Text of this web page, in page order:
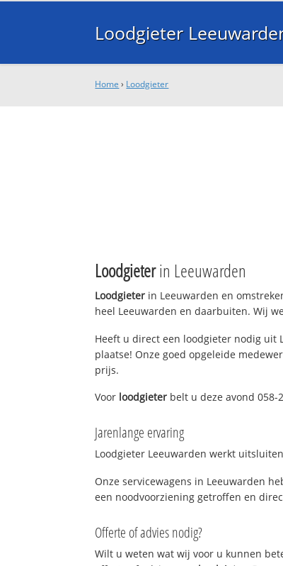
Loodgieter
Home › Loodgieter
Loodgieterin Leeuwarden
Loodgieter in Leeuwarden en
heel Leeuwarden en daarbuiten. Wij
Heeft u direct een loodgieter nodig uit
plaatse! Onze goed opgeleide
prijs.
Voor loodgieter belt u deze avond
Jarenlange ervaring
Loodgieter Leeuwarden werkt
Onze servicewagens in Leeuwarden
een noodvoorziening getroffen en
Offerte of advies nodig?
Wilt u weten wat wij voor u kunnen